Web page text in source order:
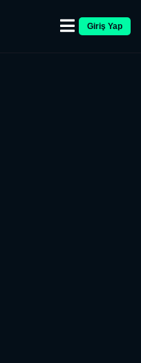
Giriş Yap